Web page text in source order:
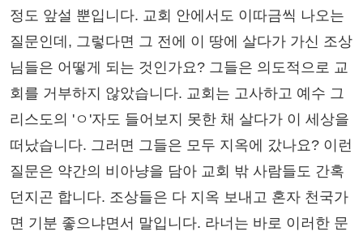
정도 앞설 뿐입니다. 교회 안에서도 이따금씩 나오는
질문인데, 그렇다면 그 전에 이 땅에 살다가 가신 조상
님들은 어떻게 되는 것인가요? 그들은 의도적으로 교
회를 거부하지 않았습니다. 교회는 고사하고 예수 그
리스도의 'ㅇ'자도 들어보지 못한 채 살다가 이 세상을
떠났습니다. 그러면 그들은 모두 지옥에 갔나요? 이런
질문은 약간의 비아냥을 담아 교회 밖 사람들도 간혹
던지곤 합니다. 조상들은 다 지옥 보내고 혼자 천국가
면 기분 좋으냐면서 말입니다. 라너는 바로 이러한 문